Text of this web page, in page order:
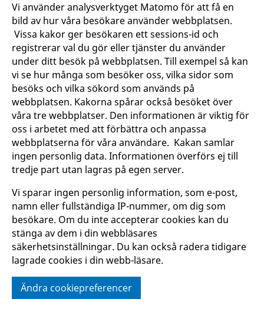
Vi använder analysverktyget Matomo för att få en
bild av hur våra besökare använder webbplatsen.
Vissa kakor ger besökaren ett sessions-id och
registrerar val du gör eller tjänster du använder
under ditt besök på webbplatsen. Till exempel så kan
vi se hur många som besöker oss, vilka sidor som
besöks och vilka sökord som används på
webbplatsen. Kakorna spårar också besöket över
våra tre webbplatser. Den informationen är viktig för
oss i arbetet med att förbättra och anpassa
webbplatserna för våra användare. Kakan samlar
ingen personlig data. Informationen överförs ej till
tredje part utan lagras på egen server.
Vi sparar ingen personlig information, som e-post,
namn eller fullständiga IP-nummer, om dig som
besökare. Om du inte accepterar cookies kan du
stänga av dem i din webbläsares
säkerhetsinställningar. Du kan också radera tidigare
lagrade cookies i din webb-läsare.
Ändra cookiepreferencer